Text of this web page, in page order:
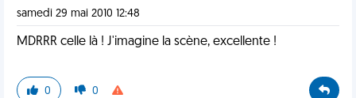
samedi 29 mai 2010 12:48
MDRRR celle là ! J'imagine la scène, excellente !
0 0